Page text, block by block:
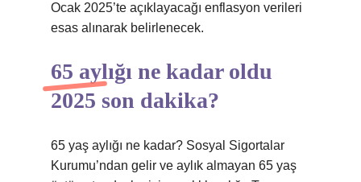
Ocak 2025’te açıklayacağı enflasyon verileri
esas alınarak belirlenecek.
65 aylığı ne kadar oldu
2025 son dakika?
65 yaş aylığı ne kadar? Sosyal Sigortalar
Kurumu’ndan gelir ve aylık almayan 65 yaş